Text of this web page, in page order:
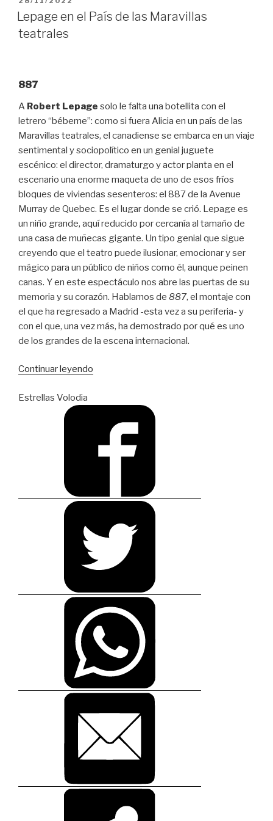
EL
Lepage en el País de las Maravillas
teatrales
887
A Robert Lepage solo le falta una botellita con el
letrero “bébeme”: como si fuera Alicia en un país de las
Maravillas teatrales, el canadiense se embarca en un viaje
sentimental y sociopolítico en un genial juguete
escénico: el director, dramaturgo y actor planta en el
escenario una enorme maqueta de uno de esos fríos
bloques de viviendas sesenteros: el 887 de la Avenue
Murray de Quebec. Es el lugar donde se crió. Lepage es
un niño grande, aquí reducido por cercanía al tamaño de
una casa de muñecas gigante. Un tipo genial que sigue
creyendo que el teatro puede ilusionar, emocionar y ser
mágico para un público de niños como él, aunque peinen
canas. Y en este espectáculo nos abre las puertas de su
memoria y su corazón. Hablamos de 887, el montaje con
el que ha regresado a Madrid -esta vez a su periferia- y
con el que, una vez más, ha demostrado por qué es uno
de los grandes de la escena internacional.
Continuar leyendo
Maravillas
Estrellas Volodia